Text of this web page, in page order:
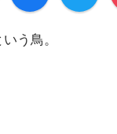
う鳥。